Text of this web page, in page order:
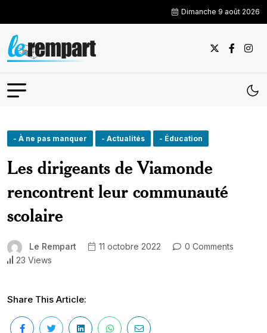
Dimanche 9 août 2026
- À ne pas manquer - Actualités - Éducation
Les dirigeants de Viamonde
rencontrent leur communauté
scolaire
Le Rempart 11 octobre 2022
0 Comments
23 Views
Share This Article: